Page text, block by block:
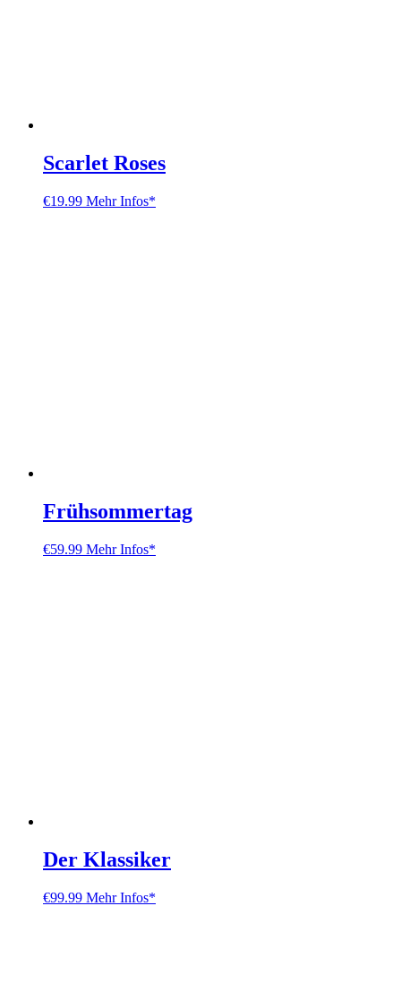
Scarlet Roses
€19.99 Mehr Infos*
Frühsommertag
€59.99 Mehr Infos*
Der Klassiker
€99.99 Mehr Infos*